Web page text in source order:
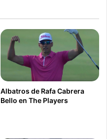
Albatros de Rafa Cabrera
Bello en The Players